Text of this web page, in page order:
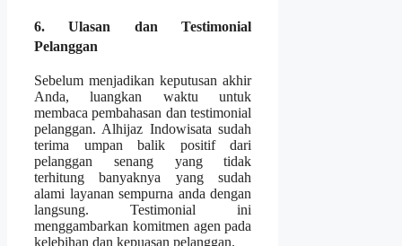
6. Ulasan dan Testimonial
Pelanggan
Sebelum menjadikan keputusan akhir
Anda, luangkan waktu untuk
membaca pembahasan dan testimonial
pelanggan. Alhijaz Indowisata sudah
terima umpan balik positif dari
pelanggan senang yang tidak
terhitung banyaknya yang sudah
alami layanan sempurna anda dengan
langsung. Testimonial ini
menggambarkan komitmen agen pada
kelebihan dan kepuasan pelanggan.